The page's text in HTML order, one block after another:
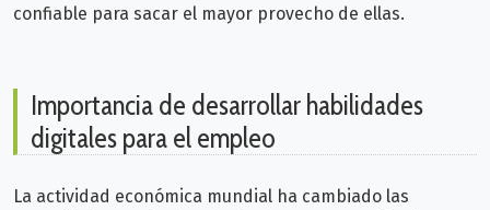
confiable para sacar el mayor provecho de ellas.
Importancia de desarrollar habilidades
digitales para el empleo
La actividad económica mundial ha cambiado las